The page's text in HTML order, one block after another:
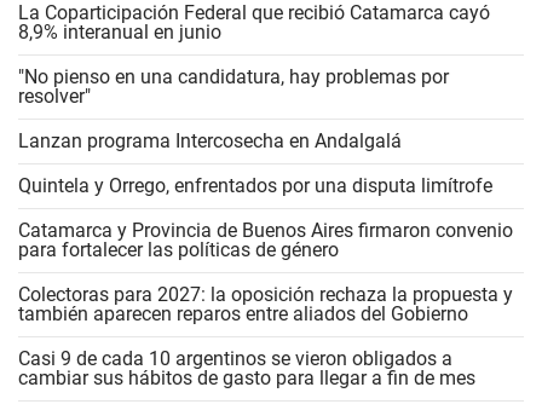
La Coparticipación Federal que recibió Catamarca cayó
8,9% interanual en junio
"No pienso en una candidatura, hay problemas por
resolver"
Lanzan programa Intercosecha en Andalgalá
Quintela y Orrego, enfrentados por una disputa limítrofe
Catamarca y Provincia de Buenos Aires firmaron convenio
para fortalecer las políticas de género
Colectoras para 2027: la oposición rechaza la propuesta y
también aparecen reparos entre aliados del Gobierno
Casi 9 de cada 10 argentinos se vieron obligados a
cambiar sus hábitos de gasto para llegar a fin de mes